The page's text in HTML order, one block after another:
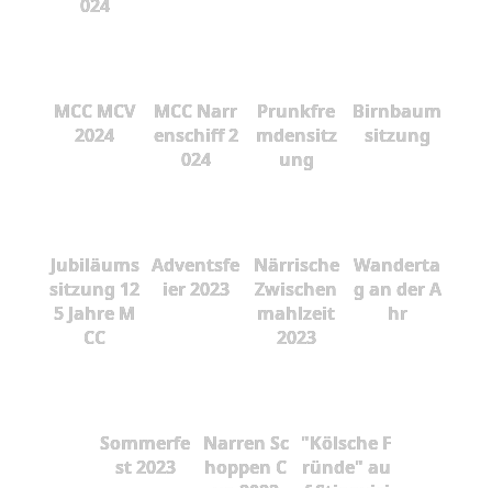
024
MCC MCV
2024
MCC Narr
enschiff 2
024
Prunkfre
mdensitz
ung
Birnbaum
sitzung
Jubiläums
sitzung 12
5 Jahre M
CC
Adventsfe
ier 2023
Närrische
Zwischen
mahlzeit
2023
Wanderta
g an der A
hr
Sommerfe
st 2023
Narren Sc
hoppen C
"Kölsche F
ründe" au